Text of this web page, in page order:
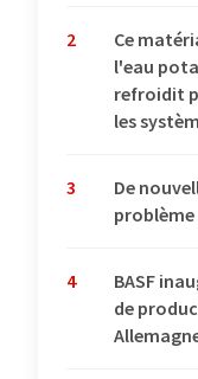
2
Ce
l'eau
refroidit
les
3
De
problème
4
BASF
de